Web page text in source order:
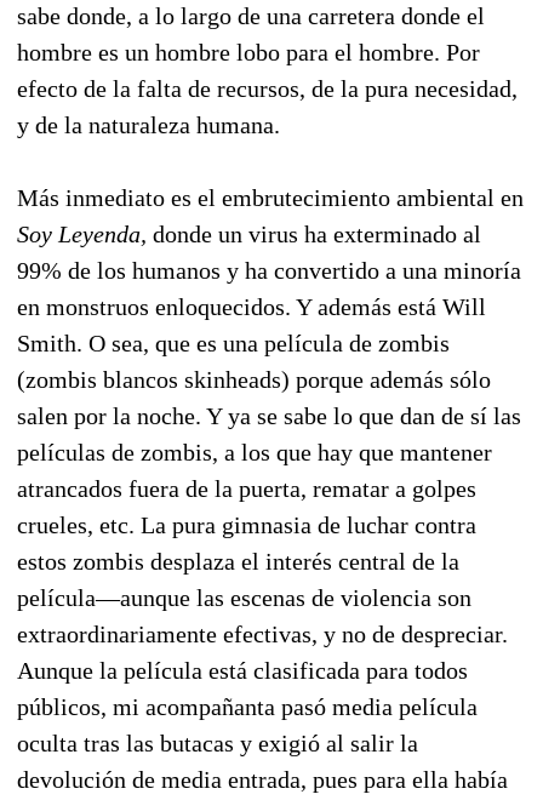
sabe donde, a lo largo de una carretera donde el
hombre es un hombre lobo para el hombre. Por
efecto de la falta de recursos, de la pura necesidad,
y de la naturaleza humana.
Más inmediato es el embrutecimiento ambiental en
Soy Leyenda, donde un virus ha exterminado al
99% de los humanos y ha convertido a una minoría
en monstruos enloquecidos. Y además está Will
Smith. O sea, que es una película de zombis
(zombis blancos skinheads) porque además sólo
salen por la noche. Y ya se sabe lo que dan de sí las
películas de zombis, a los que hay que mantener
atrancados fuera de la puerta, rematar a golpes
crueles, etc. La pura gimnasia de luchar contra
estos zombis desplaza el interés central de la
película—aunque las escenas de violencia son
extraordinariamente efectivas, y no de despreciar.
Aunque la película está clasificada para todos
públicos, mi acompañanta pasó media película
oculta tras las butacas y exigió al salir la
devolución de media entrada, pues para ella había